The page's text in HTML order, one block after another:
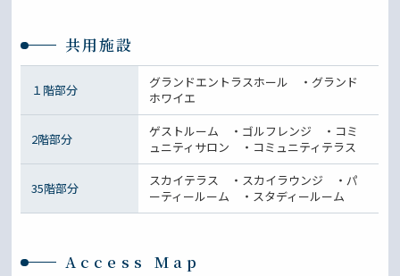
共用施設
１階部分
グランドエントラスホール ・グランド
ホワイエ
2階部分
ゲストルーム ・ゴルフレンジ ・コミ
ュニティサロン ・コミュニティテラス
35階部分
スカイテラス ・スカイラウンジ ・パ
ーティールーム ・スタディールーム
Access Map